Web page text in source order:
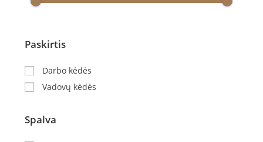
Paskirtis
Darbo kėdės
Vadovų kėdės
Spalva